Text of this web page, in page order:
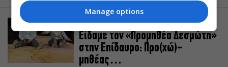
ΕΙΔΑΜΕ / ΠΑΡΑΣΤΑΣΕΙΣ
Είδαμε τον «Προμηθέα Δεσμώτη»
στην Επίδαυρο: Προ(χώ)-
μηθέας…
Manage options